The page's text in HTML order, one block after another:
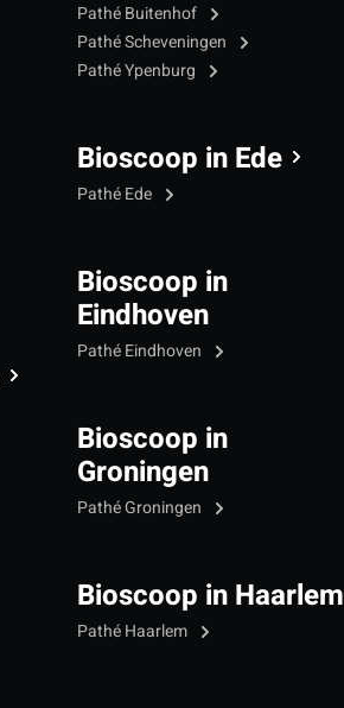
Pathé Buitenhof
Pathé Scheveningen
Pathé Ypenburg
Bioscoop in Ede
Pathé Ede
Bioscoop in
Eindhoven
Pathé Eindhoven
Bioscoop in
Groningen
Pathé Groningen
Bioscoop in Haarlem
Pathé Haarlem